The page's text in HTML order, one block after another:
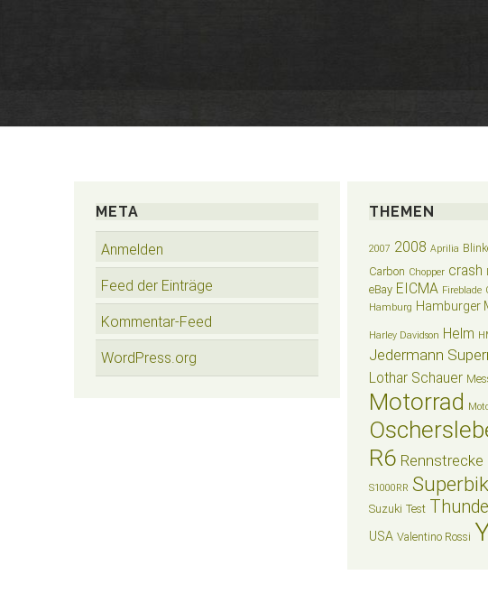
META
Anmelden
Feed der Einträge
Kommentar-Feed
WordPress.org
THEMEN
2007 2008 Aprilia
Carbon Chopper crash
eBay EICMA Fireblade
Hamburg Hamburger
Harley Davidson Helm
Jedermann
Lothar Schauer
Motorrad
R6 Rennstrecke
S1000RR
Suzuki Test
USA Valentino Rossi